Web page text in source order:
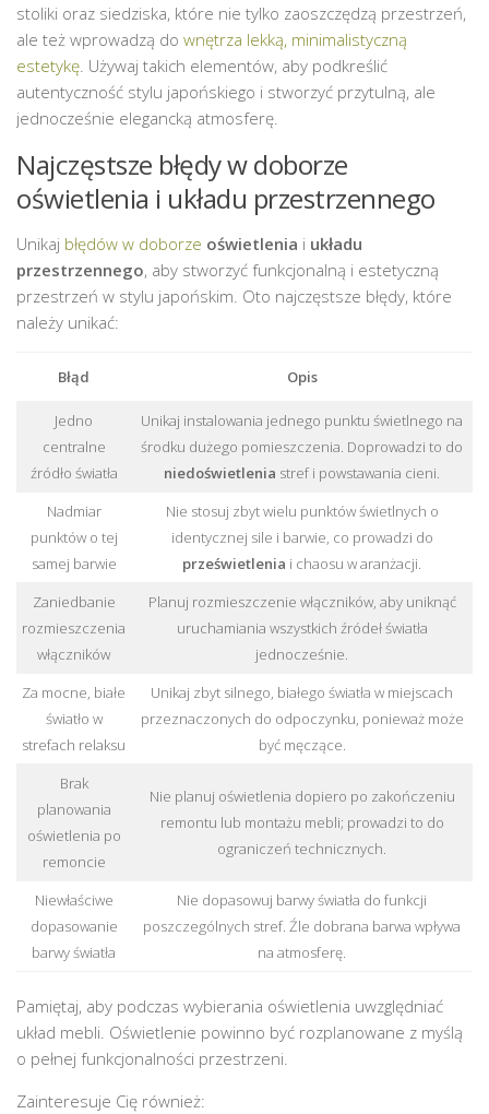
stoliki oraz siedziska, które nie tylko zaoszczędzą przestrzeń,
ale też wprowadzą do wnętrza lekką, minimalistyczną
estetykę . Używaj takich elementów, aby podkreślić
autentyczność stylu japońskiego i stworzyć przytulną, ale
jednocześnie elegancką atmosferę.
Najczęstsze błędy w doborze
oświetlenia i układu przestrzennego
Unikaj błędów w doborze oświetlenia i układu
przestrzennego, aby stworzyć funkcjonalną i estetyczną
przestrzeń w stylu japońskim. Oto najczęstsze błędy, które
należy unikać:
Błąd Opis
Jedno
centralne
źródło światła
Unikaj instalowania jednego punktu świetlnego na
środku dużego pomieszczenia. Doprowadzi to do
niedoświetlenia stref i powstawania cieni.
Nadmiar
punktów o tej
samej barwie
Nie stosuj zbyt wielu punktów świetlnych o
identycznej sile i barwie, co prowadzi do
prześwietlenia i chaosu w aranżacji.
Zaniedbanie
rozmieszczenia
włączników
Planuj rozmieszczenie włączników, aby uniknąć
uruchamiania wszystkich źródeł światła
jednocześnie.
Za mocne, białe
światło w
strefach relaksu
Unikaj zbyt silnego, białego światła w miejscach
przeznaczonych do odpoczynku, ponieważ może
być męczące.
Brak
planowania
oświetlenia po
remoncie
Nie planuj oświetlenia dopiero po zakończeniu
remontu lub montażu mebli; prowadzi to do
ograniczeń technicznych.
Niewłaściwe
dopasowanie
barwy światła
Nie dopasowuj barwy światła do funkcji
poszczególnych stref. Źle dobrana barwa wpływa
na atmosferę.
Pamiętaj, aby podczas wybierania oświetlenia uwzględniać
układ mebli. Oświetlenie powinno być rozplanowane z myślą
o pełnej funkcjonalności przestrzeni.
Zainteresuje Cię również: